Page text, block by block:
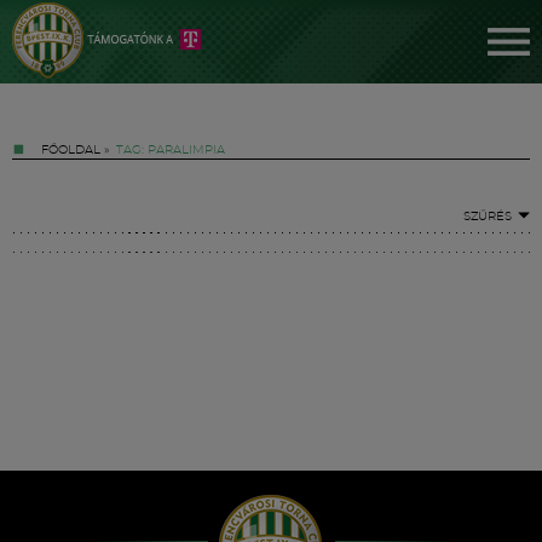
FŐOLDAL » TAG: PARALIMPIA
SZŰRÉS
Hírek